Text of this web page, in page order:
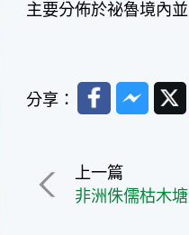
主要分佈於祕魯境內
分享：
Facebook
上一篇
非洲侏儒枯木